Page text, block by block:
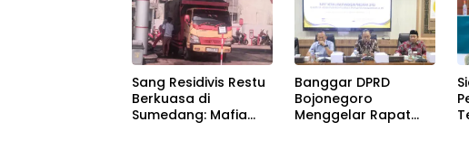
Sang Residivis Restu
Berkuasa di
Sumedang: Mafia
Banggar DPRD
Bojonegoro
Menggelar Rapat